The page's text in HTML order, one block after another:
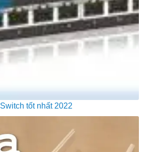
tốt nhất 2022